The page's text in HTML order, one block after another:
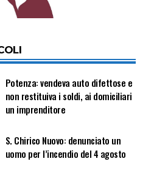
Potenza: vendeva auto difettose e
non restituiva i soldi, ai domiciliari
un imprenditore
S. Chirico Nuovo: denunciato un
uomo per l’incendio del 4 agosto